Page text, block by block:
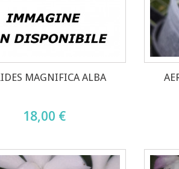
MAGNIFICA ALBA
18,00 €